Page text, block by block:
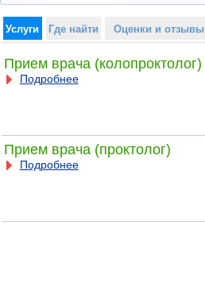
Услуги Где найти Оценки и отзывы
Прием врача (колопроктолог)
Подробнее
Прием врача (проктолог)
Подробнее